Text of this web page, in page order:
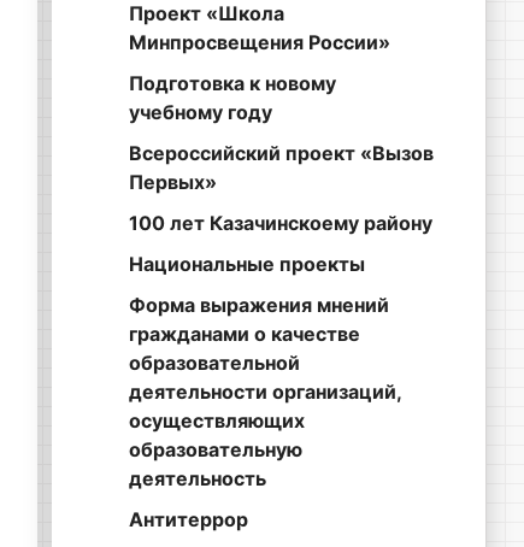
Проект «Школа
Минпросвещения России»
Подготовка к новому
учебному году
Всероссийский проект «Вызов
Первых»
100 лет Казачинскоему району
Национальные проекты
Форма выражения мнений
гражданами о качестве
образовательной
деятельности организаций,
осуществляющих
образовательную
деятельность
Антитеррор